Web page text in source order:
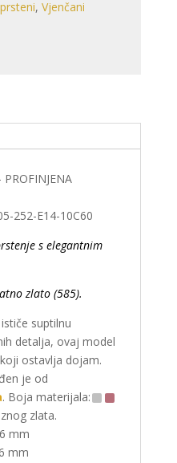
, Vjenčani
PROFINJENA
252-E14-10C60
s elegantnim
zlato (585).
suptilnu
detalja, ovaj model
ostavlja dojam.
je od
. Boja materijala:
zlata.
6 mm
mm